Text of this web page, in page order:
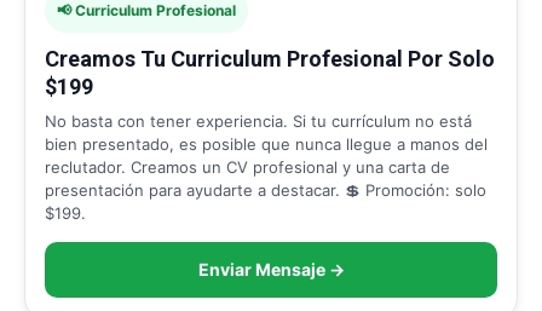
📢 Curriculum Profesional
Creamos Tu Curriculum Profesional Por Solo
$199
No basta con tener experiencia. Si tu currículum no está
bien presentado, es posible que nunca llegue a manos del
reclutador. Creamos un CV profesional y una carta de
presentación para ayudarte a destacar. 💲 Promoción: solo
$199.
Enviar Mensaje →